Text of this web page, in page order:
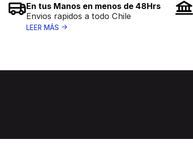
En tus Manos en menos de 48Hrs
Envios rapidos a todo Chile
LEER MÁS